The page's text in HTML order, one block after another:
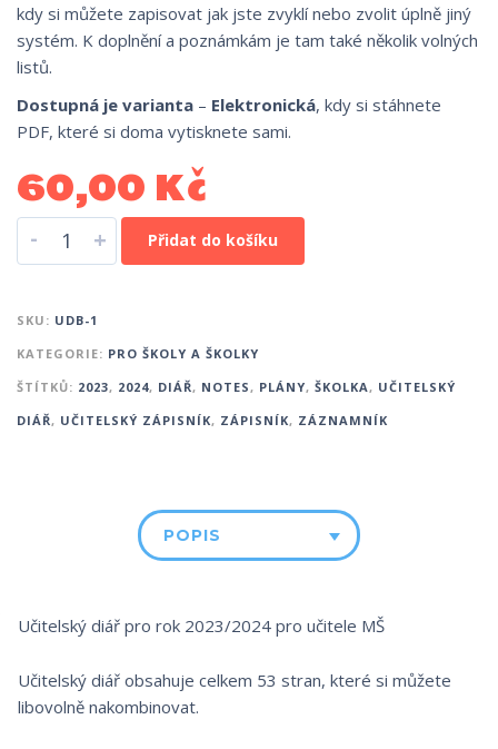
kdy si můžete zapisovat jak jste zvyklí nebo zvolit úplně jiný
systém. K doplnění a poznámkám je tam také několik volných
listů.
Dostupná je varianta – Elektronická, kdy si stáhnete
PDF, které si doma vytisknete sami.
60,00 Kč
- + Přidat do košíku
SKU: UDB-1
KATEGORIE: PRO ŠKOLY A ŠKOLKY
ŠTÍTKŮ: 2023, 2024, DIÁŘ, NOTES , PLÁNY, ŠKOLKA , UČITELSKÝ
DIÁŘ, UČITELSKÝ ZÁPISNÍK, ZÁPISNÍK, ZÁZNAMNÍK
POPIS
Učitelský diář pro rok 2023/2024 pro učitele MŠ
Učitelský diář obsahuje celkem 53 stran, které si můžete
libovolně nakombinovat.